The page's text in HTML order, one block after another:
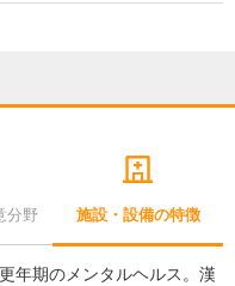
分野 施設・設備の特徴
年期のメンタルヘルス。漢